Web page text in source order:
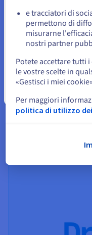
Scegliere un
Scopri le nostre
quella più adatta a te.
Scopri di più
Resta sul sito
Seleziona un altro
e tracciatori di
permettono di
misurarne
nostri partner
Potete accettare tutti
le vostre scelte in
«Gestisci i miei
Per maggiori
politica di utilizzo